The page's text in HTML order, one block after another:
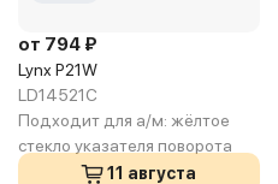
от 794 ₽
Lynx P21W
LD14521C
Подходит для а/м: жёлтое
стекло указателя поворота
11 августа